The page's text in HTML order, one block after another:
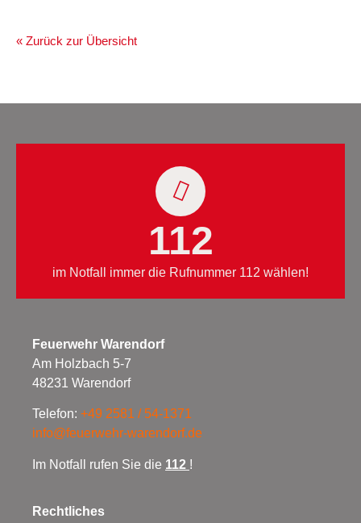
« Zurück zur Übersicht
112
im Notfall immer die Rufnummer 112 wählen!
Feuerwehr Warendorf
Am Holzbach 5-7
48231 Warendorf
Telefon: +49 2581 / 54-1371
info@feuerwehr-warendorf.de
Im Notfall rufen Sie die 112 !
Rechtliches